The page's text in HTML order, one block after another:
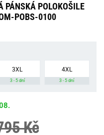
PÁNSKÁ POLOKOŠILE
POBS-0100
3XL
3 - 5 dní
4XL
3 - 5 dní
Kč